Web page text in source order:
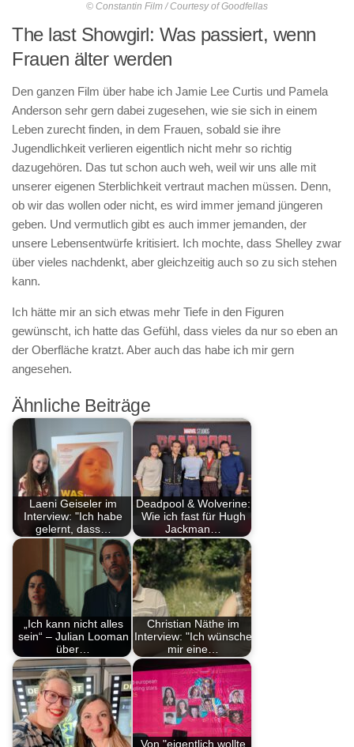
© Constantin Film / Courtesy of Goodfellas
The last Showgirl: Was passiert, wenn
Frauen älter werden
Den ganzen Film über habe ich Jamie Lee Curtis und Pamela
Anderson sehr gern dabei zugesehen, wie sie sich in einem
Leben zurecht finden, in dem Frauen, sobald sie ihre
Jugendlichkeit verlieren eigentlich nicht mehr so richtig
dazugehören. Das tut schon auch weh, weil wir uns alle mit
unserer eigenen Sterblichkeit vertraut machen müssen. Denn,
ob wir das wollen oder nicht, es wird immer jemand jüngeren
geben. Und vermutlich gibt es auch immer jemanden, der
unsere Lebensentwürfe kritisiert. Ich mochte, dass Shelley zwar
über vieles nachdenkt, aber gleichzeitig auch so zu sich stehen
kann.
Ich hätte mir an sich etwas mehr Tiefe in den Figuren
gewünscht, ich hatte das Gefühl, dass vieles da nur so eben an
der Oberfläche kratzt. Aber auch das habe ich mir gern
angesehen.
Ähnliche Beiträge
Laeni Geiseler im
Interview: "Ich habe
gelernt, dass…
Deadpool & Wolverine:
Wie ich fast für Hugh
Jackman…
„Ich kann nicht alles
sein“ – Julian Looman
über…
Christian Näthe im
Interview: "Ich wünsche
mir eine…
Von "eigentlich wollte